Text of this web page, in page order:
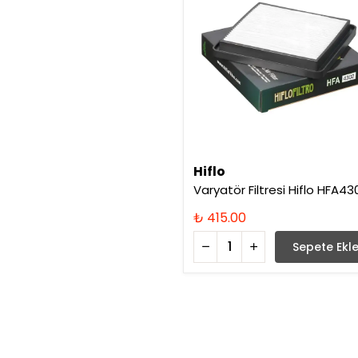
Hiflo
Varyatör Filtresi Hiflo
₺ 415.00
Sepete